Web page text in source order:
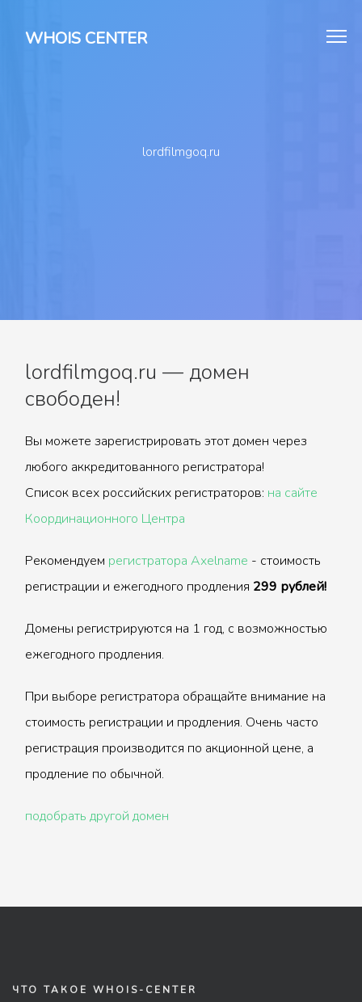
WHOIS CENTER
lordfilmgoq.ru
lordfilmgoq.ru — домен
свободен!
Вы можете зарегистрировать этот домен через
любого аккредитованного регистратора!
Список всех российских регистраторов: на сайте
Координационного Центра
Рекомендуем регистратора Axelname - стоимость
регистрации и ежегодного продления 299 рублей!
Домены регистрируются на 1 год, с возможностью
ежегодного продления.
При выборе регистратора обращайте внимание на
стоимость регистрации и продления. Очень часто
регистрация производится по акционной цене, а
продление по обычной.
подобрать другой домен
ЧТО ТАКОЕ WHOIS-CENTER